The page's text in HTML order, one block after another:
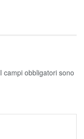
I campi obbligatori sono